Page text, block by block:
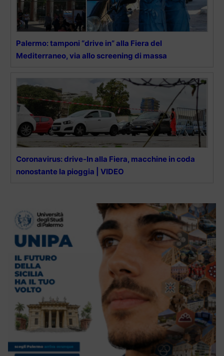
Palermo: tamponi “drive in” alla Fiera del
Mediterraneo, via allo screening di massa
Coronavirus: drive-In alla Fiera, macchine in coda
nonostante la pioggia | VIDEO